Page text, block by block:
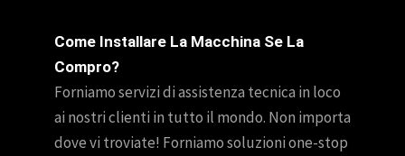
Come Installare La Macchina Se La
Compro?
Forniamo servizi di assistenza tecnica in loco
ai nostri clienti in tutto il mondo. Non importa
dove vi troviate! Forniamo soluzioni one-stop